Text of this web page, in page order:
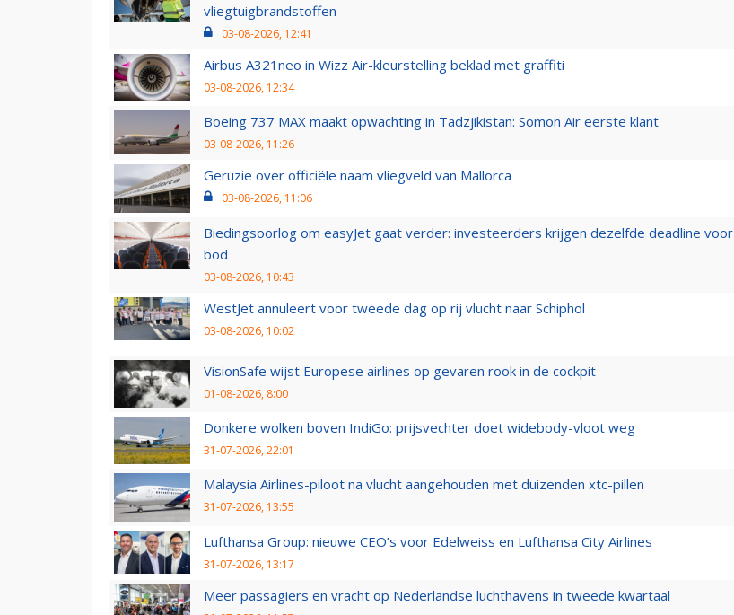
vliegtuigbrandstoffen
03-08-2026, 12:41
Airbus A321neo in Wizz Air-kleurstelling beklad met graffiti
03-08-2026, 12:34
Boeing 737 MAX maakt opwachting in Tadzjikistan: Somon Air eerste klant
03-08-2026, 11:26
Geruzie over officiële naam vliegveld van Mallorca
03-08-2026, 11:06
Biedingsoorlog om easyJet gaat verder: investeerders krijgen dezelfde deadline voor
bod
03-08-2026, 10:43
WestJet annuleert voor tweede dag op rij vlucht naar Schiphol
03-08-2026, 10:02
VisionSafe wijst Europese airlines op gevaren rook in de cockpit
01-08-2026, 8:00
Donkere wolken boven IndiGo: prijsvechter doet widebody-vloot weg
31-07-2026, 22:01
Malaysia Airlines-piloot na vlucht aangehouden met duizenden xtc-pillen
31-07-2026, 13:55
Lufthansa Group: nieuwe CEO’s voor Edelweiss en Lufthansa City Airlines
31-07-2026, 13:17
Meer passagiers en vracht op Nederlandse luchthavens in tweede kwartaal